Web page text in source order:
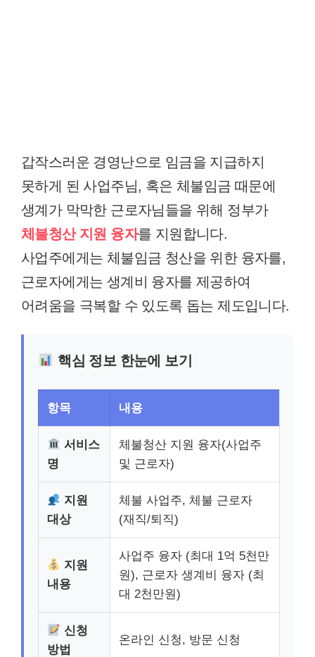
갑작스러운 경영난으로 임금을 지급하지
못하게 된 사업주님, 혹은 체불임금 때문에
생계가 막막한 근로자님들을 위해 정부가
체불청산 지원 융자를 지원합니다.
사업주에게는 체불임금 청산을 위한 융자를,
근로자에게는 생계비 융자를 제공하여
어려움을 극복할 수 있도록 돕는 제도입니다.
핵심 정보 한눈에 보기
항목 내용
서비스
명
체불청산 지원 융자(사업주
및 근로자)
지원
대상
체불 사업주, 체불 근로자
(재직/퇴직)
지원
내용
사업주 융자 (최대 1억 5천만
원), 근로자 생계비 융자 (최
대 2천만원)
신청
방법
온라인 신청, 방문 신청